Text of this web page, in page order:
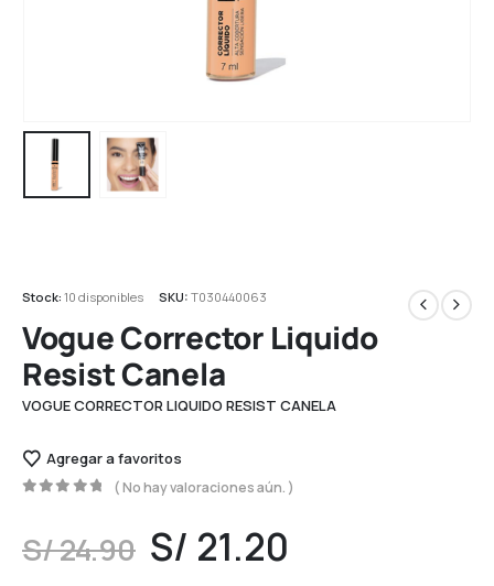
Stock: 10 disponibles SKU:T030440063
Vogue Corrector Liquido
Resist Canela
VOGUE CORRECTOR LIQUIDO RESIST CANELA
Agregar a favoritos
( No hay valoraciones aún. )
S/24.90 S/ 21.20